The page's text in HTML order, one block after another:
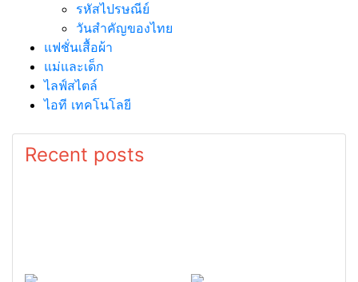
รหัสไปรษณีย์
วันสำคัญของไทย
แฟชั่นเสื้อผ้า
แม่และเด็ก
ไลฟ์สไตล์
ไอที เทคโนโลยี
Recent posts